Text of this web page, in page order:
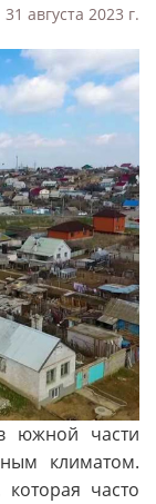
31 августа 2023 г.
южной части
климатом.
которая часто